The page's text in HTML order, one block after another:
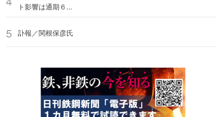
ト影響は通期６...
訃報／関根保彦氏